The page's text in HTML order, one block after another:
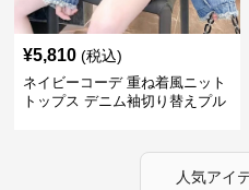
¥5,810 (税込)
ネイビーコーデ 重ね着風ニット
トップス デニム袖切り替えプル
人気アイ